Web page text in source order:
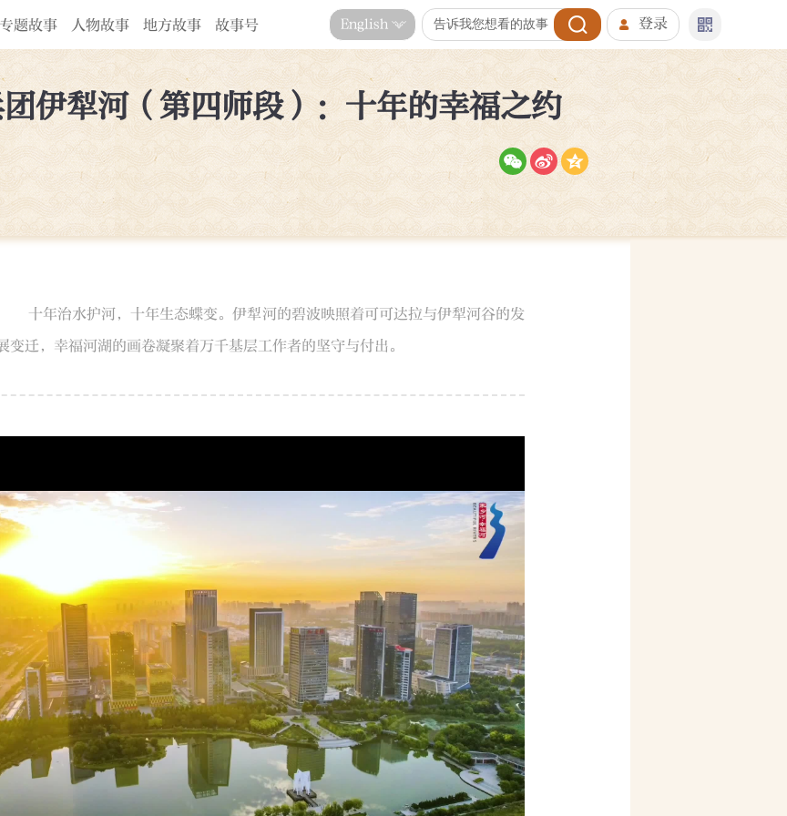
专题故事 人物故事 地方故事 故事号 登录
English
伊犁河（第四师段）：十年的幸福之约
​​十年治水护河，十年生态蝶变。伊犁河的碧波映照着可可达拉与伊犁河谷的发
变迁，幸福河湖的画卷凝聚着万千基层工作者的坚守与付出。